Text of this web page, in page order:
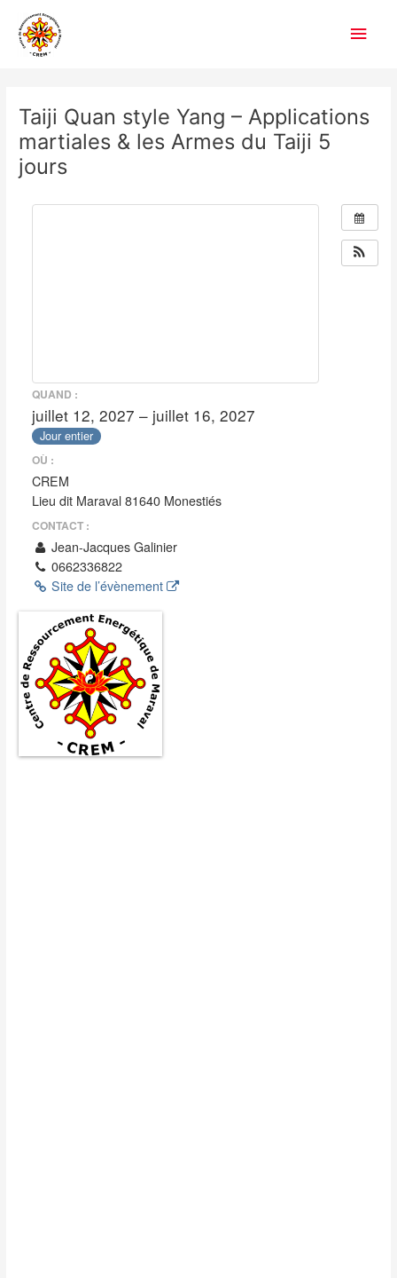
contenu
Taiji Quan style Yang – Applications
martiales & les Armes du Taiji 5
jours
QUAND :
juillet 12, 2027 – juillet 16, 2027
Jour entier
OÙ :
CREM
Lieu dit Maraval 81640 Monestiés
CONTACT :
Jean-Jacques Galinier
0662336822
Site de l’évènement
articles